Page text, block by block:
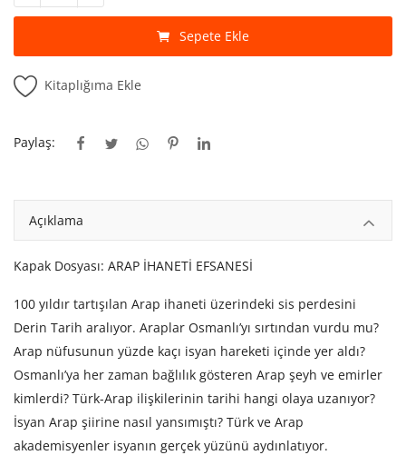
Destek Merkezi
Mağazalar
Blog
İletişim
Sepete Ekle
Kitaplığıma Ekle
Paylaş:
Açıklama
Kapak Dosyası: ARAP İHANETİ EFSANESİ
100 yıldır tartışılan Arap ihaneti üzerindeki sis perdesini
Derin Tarih aralıyor. Araplar Osmanlı’yı sırtından vurdu mu?
Arap nüfusunun yüzde kaçı isyan hareketi içinde yer aldı?
Osmanlı’ya her zaman bağlılık gösteren Arap şeyh ve emirler
kimlerdi? Türk-Arap ilişkilerinin tarihi hangi olaya uzanıyor?
İsyan Arap şiirine nasıl yansımıştı? Türk ve Arap
akademisyenler isyanın gerçek yüzünü aydınlatıyor.